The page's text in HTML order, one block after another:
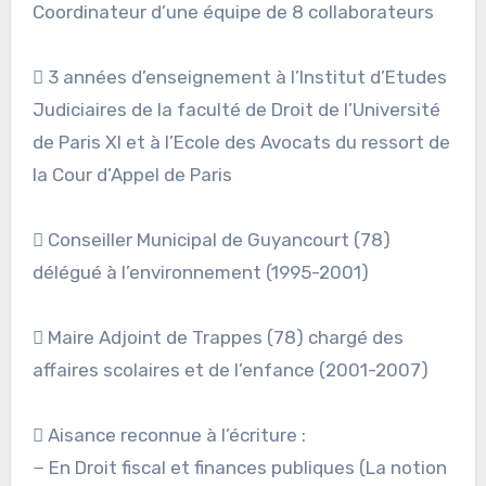
Coordinateur d’une équipe de 8 collaborateurs
 3 années d’enseignement à l’Institut d’Etudes
Judiciaires de la faculté de Droit de l’Université
de Paris XI et à l’Ecole des Avocats du ressort de
la Cour d’Appel de Paris
 Conseiller Municipal de Guyancourt (78)
délégué à l’environnement (1995-2001)
 Maire Adjoint de Trappes (78) chargé des
affaires scolaires et de l’enfance (2001-2007)
 Aisance reconnue à l’écriture :
− En Droit fiscal et finances publiques (La notion